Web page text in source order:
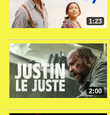
1:23
2:00